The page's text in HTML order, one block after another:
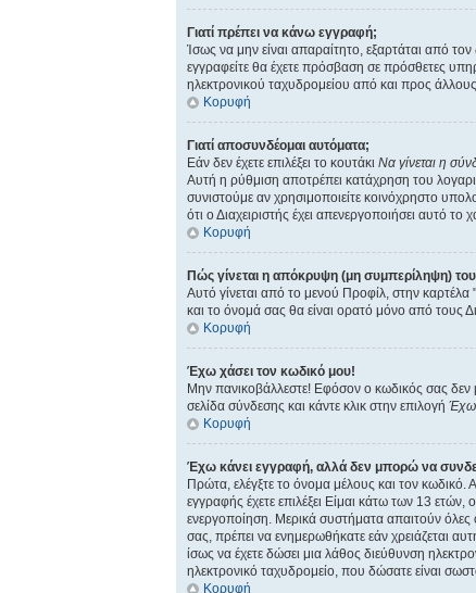
Γιατί πρέπει να κάνω εγγραφή;
Ίσως να μην είναι απαραίτητο, εξαρτάται από
εγγραφείτε θα έχετε πρόσβαση σε πρόσθετες
ηλεκτρονικού ταχυδρομείου από και προς
Κορυφή
Γιατί αποσυνδέομαι αυτόματα;
Εάν δεν έχετε επιλέξει το κουτάκι Να γίνεται η
Αυτή η ρύθμιση αποτρέπει κατάχρηση του
συνιστούμε αν χρησιμοποιείτε κοινόχρηστο
ότι ο Διαχειριστής έχει απενεργοποιήσει αυτό το
Κορυφή
Πώς γίνεται η απόκρυψη (μη συμπερίληψη)
Αυτό γίνεται από το μενού Προφίλ, στην καρτέλα
και το όνομά σας θα είναι ορατό μόνο από τους
Κορυφή
Έχω χάσει τον κωδικό μου!
Μην πανικοβάλλεστε! Εφόσον ο κωδικός σας δεν
σελίδα σύνδεσης και κάντε κλικ στην επιλογή Έχω
Κορυφή
Έχω κάνει εγγραφή, αλλά δεν μπορώ να
Πρώτα, ελέγξτε το όνομα μέλους και τον κωδικό.
εγγραφής έχετε επιλέξει Είμαι κάτω των 13 ετών,
ενεργοποίηση. Μερικά συστήματα απαιτούν όλες
σας, πρέπει να ενημερωθήκατε εάν χρειάζεται
ίσως να έχετε δώσει μια λάθος διεύθυνση
ηλεκτρονικό ταχυδρομείο, που δώσατε είναι
Κορυφή